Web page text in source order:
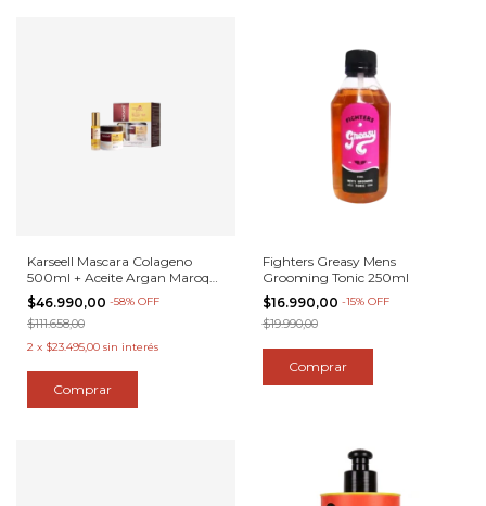
Karseell Mascara Colageno
500ml + Aceite Argan Maroqui
50ml
$46.990,00 -58% OFF
$111.658,00
2 x $23.495,00 sin interés
Fighters Greasy Mens
Grooming Tonic 250ml
$16.990,00 -15% OFF
$19.990,00